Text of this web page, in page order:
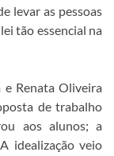
levar as pessoas
tão essencial na
e Renata Oliveira
de trabalho
aos alunos; a
idealização veio